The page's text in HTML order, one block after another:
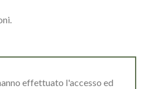
effettuato l'accesso ed